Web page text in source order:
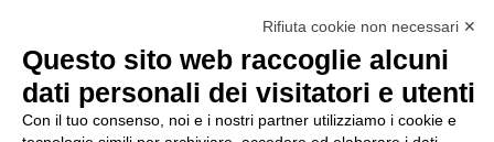
possibile presentare un
reclamo
all’Organismo di
Monitoraggio utilizzando
una delle modalità
Rifiuta cookie non necessari ✕
Questo sito web raccoglie alcuni
dati personali dei visitatori e utenti
Con il tuo consenso, noi e i nostri partner utilizziamo i cookie e